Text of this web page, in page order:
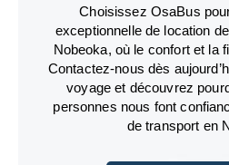
Choisissez OsaBus
exceptionnelle de location
Nobeoka, où le confort et la
Contactez-nous dès
voyage et découvrez
personnes nous font
de transport en